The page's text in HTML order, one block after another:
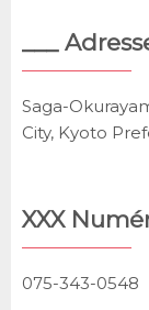
___
Saga-
City, Kyoto
XXX
075-343-0548